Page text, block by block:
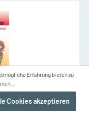
Erfahrung bieten zu
...
Cookies akzeptieren